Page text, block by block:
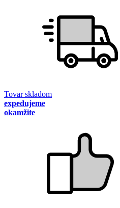
Tovar skladom
expedujeme
okamžite